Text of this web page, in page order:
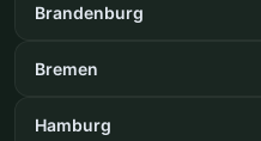
Brandenburg
Bremen
Hamburg